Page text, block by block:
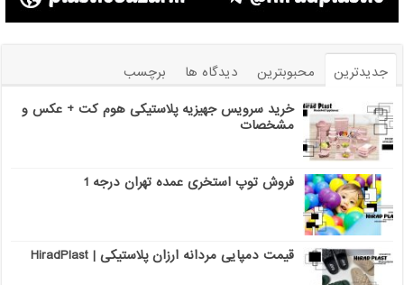
جدیدترین محبوبترین دیدگاه ها
برچسب
خرید سرویس جهیزیه پلاستیکی هوم کت + عکس و
مشخصات
فروش توپ استخری عمده تهران درجه 1
قیمت دمپایی مردانه ارزان پلاستیکی | HiradPlast